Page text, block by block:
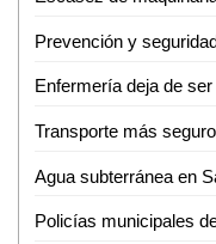
Prevención y
Transporte más